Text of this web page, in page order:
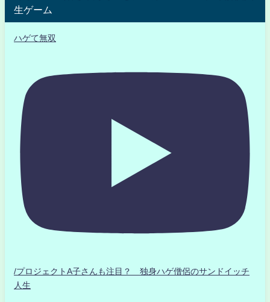
生ゲーム
ハゲて無双
/プロジェクトA子さんも注目？ 独身ハゲ僧侶のサンドイッチ
人生